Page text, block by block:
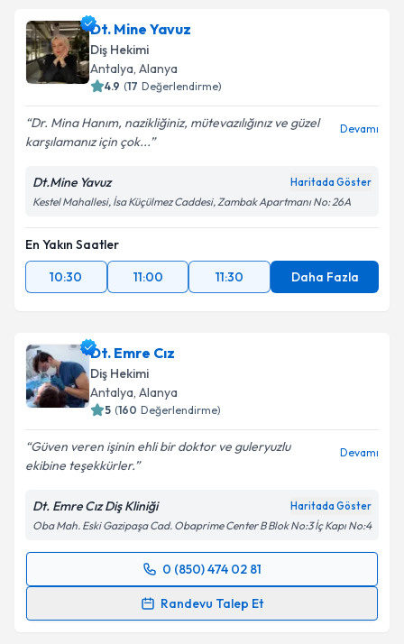
Dt. Mine Yavuz
Diş Hekimi
Antalya, Alanya
4.9 (17 Değerlendirme)
Dr. Mina Hanım, nazikliğiniz, mütevazılığınız ve güzel
karşılamanız için çok...
Devamı
Dt.Mine Yavuz Haritada Göster
Kestel Mahallesi, İsa Küçülmez Caddesi, Zambak Apartmanı No: 26A
En Yakın Saatler
10:30
11:00 11:30 Daha Fazla
Dt. Emre Cız
Diş Hekimi
Antalya, Alanya
5 (160 Değerlendirme)
Güven veren işinin ehli bir doktor ve guleryuzlu
ekibine teşekkürler.
Devamı
Dt. Emre Cız Diş Kliniği Haritada Göster
Oba Mah. Eski Gazipaşa Cad. Obaprime Center B Blok No:3 İç Kapı No:4
0 (850) 474 02 81
Randevu Talep Et
Randevu Takvimi Talebi